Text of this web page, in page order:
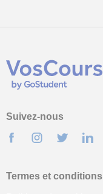
Suivez-nous
Termes et conditions